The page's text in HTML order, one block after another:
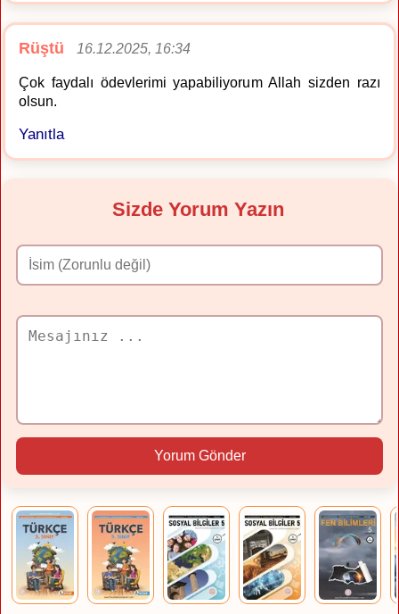
Rüştü 16.12.2025, 16:34
Çok faydalı ödevlerimi yapabiliyorum Allah sizden razı
olsun.
Yanıtla
Sizde Yorum Yazın
Yorum Gönder